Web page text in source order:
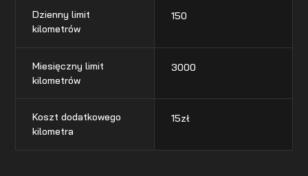
Dzienny limit
kilometrów
150
Miesięczny limit
kilometrów
3000
Koszt dodatkowego
kilometra
15zł